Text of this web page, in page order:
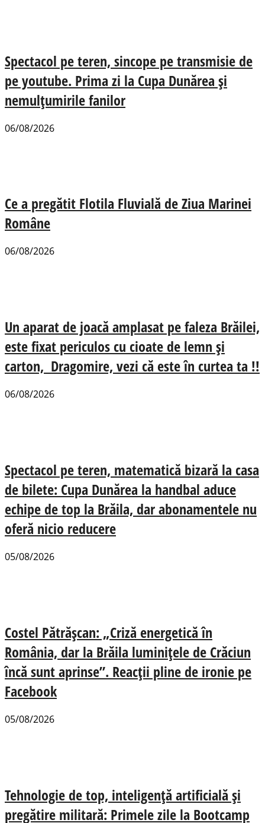
Spectacol pe teren, sincope pe transmisie de
pe youtube. Prima zi la Cupa Dunărea și
nemulțumirile fanilor
06/08/2026
Ce a pregătit Flotila Fluvială de Ziua Marinei
Române
06/08/2026
Un aparat de joacă amplasat pe faleza Brăilei,
este fixat periculos cu cioate de lemn și
carton, Dragomire, vezi că este în curtea ta !!
06/08/2026
Spectacol pe teren, matematică bizară la casa
de bilete: Cupa Dunărea la handbal aduce
echipe de top la Brăila, dar abonamentele nu
oferă nicio reducere
05/08/2026
Costel Pătrășcan: „Criză energetică în
România, dar la Brăila luminițele de Crăciun
încă sunt aprinse”. Reacții pline de ironie pe
Facebook
05/08/2026
Tehnologie de top, inteligență artificială și
pregătire militară: Primele zile la Bootcamp